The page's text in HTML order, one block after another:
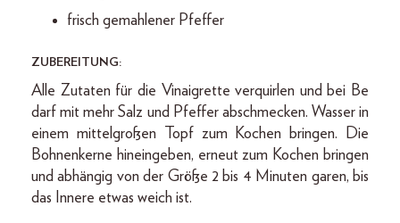
frisch gemahlener Pfeffer
ZUBEREITUNG:
Alle Zutaten für die Vinaigrette verquirlen und bei Be
darf mit mehr Salz und Pfeffer abschmecken. Wasser in
einem mittelgroßen Topf zum Kochen bringen. Die
Bohnenkerne hineingeben, erneut zum Kochen bringen
und abhängig von der Größe 2 bis 4 Minuten garen, bis
das Innere etwas weich ist.